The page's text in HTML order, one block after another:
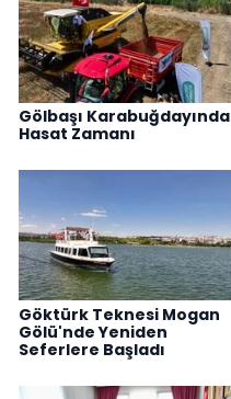
Gölbaşı Karabuğdayında
Hasat Zamanı
Göktürk Teknesi Mogan
Gölü'nde Yeniden
Seferlere Başladı